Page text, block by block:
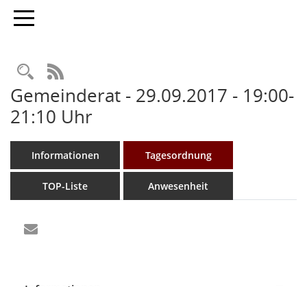
Toggle navigation
Rechercheauswahl
RSS-Feed
Gemeinderat - 29.09.2017 - 19:00-
21:10 Uhr
Informationen Tagesordnung
TOP-Liste Anwesenheit